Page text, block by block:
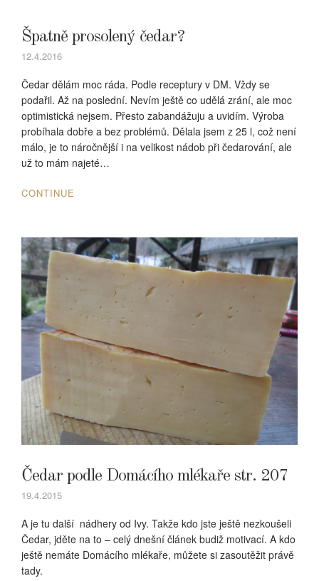
Špatně prosolený čedar?
12.4.2016
Čedar dělám moc ráda. Podle receptury v DM. Vždy se
podařil. Až na poslední. Nevím ještě co udělá zrání, ale moc
optimistická nejsem. Přesto zabandážuju a uvidím. Výroba
probíhala dobře a bez problémů. Dělala jsem z 25 l, což není
málo, je to náročnější i na velikost nádob při čedarování, ale
už to mám najeté…
CONTINUE
Čedar podle Domácího mlékaře str. 207
19.4.2015
A je tu další nádhery od Ivy. Takže kdo jste ještě nezkoušeli
Čedar, jděte na to – celý dnešní článek budiž motivací. A kdo
ještě nemáte Domácího mlékaře, můžete si zasoutěžit právě
tady.